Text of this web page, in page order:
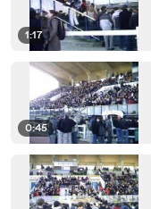
1:17
0:45